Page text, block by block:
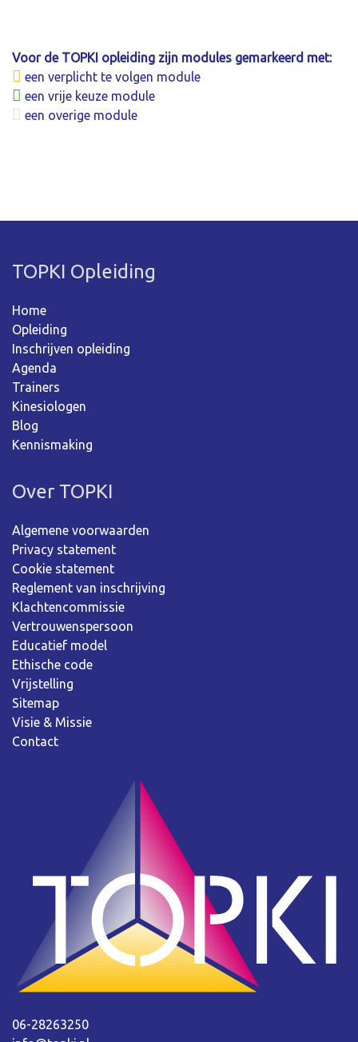
Voor de TOPKI opleiding zijn modules gemarkeerd met:
een verplicht te volgen module
een vrije keuze module
een overige module
TOPKI Opleiding
Home
Opleiding
Inschrijven opleiding
Agenda
Trainers
Kinesiologen
Blog
Kennismaking
Over TOPKI
Algemene voorwaarden
Privacy statement
Cookie statement
Reglement van inschrijving
Klachtencommissie
Vertrouwenspersoon
Educatief model
Ethische code
Vrijstelling
Sitemap
Visie & Missie
Contact
06-28263250